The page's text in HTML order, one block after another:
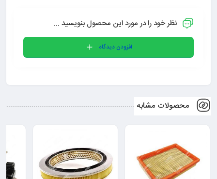
نظر خود را در مورد این محصول بنویسید ...
افزودن دیدگاه
محصولات مشابه